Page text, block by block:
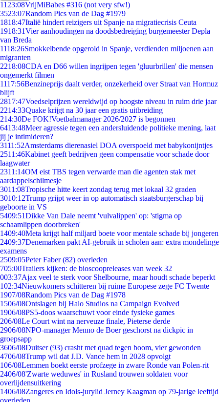
11 23:08VrijMiBabes #316 (not very sfw!)
3523:07Random Pics van de Dag #1979
1818:47Italië hindert reizigers uit Spanje na migratiecrisis Ceuta
1918:31Vier aanhoudingen na doodsbedreiging burgemeester Depla
van Breda
1118:26Smokkelbende opgerold in Spanje, verdienden miljoenen aan
migranten
2218:08CDA en D66 willen ingrijpen tegen 'gluurbrillen' die mensen
ongemerkt filmen
1117:56Benzineprijs daalt verder, onzekerheid over Straat van Hormuz
blijft
2817:47Voedselprijzen wereldwijd op hoogste niveau in ruim drie jaar
2214:33Quake krijgt na 30 jaar een gratis uitbreiding
214:30De FOK!Voetbalmanager 2026/2027 is begonnen
6413:48Meer agressie tegen een andersluidende politieke mening, laat
jij je intimideren?
3111:52Amsterdams dierenasiel DOA overspoeld met babykonijntjes
2511:46Kabinet geeft bedrijven geen compensatie voor schade door
laagwater
2311:14OM eist TBS tegen verwarde man die agenten stak met
aardappelschilmesje
3011:08Tropische hitte keert zondag terug met lokaal 32 graden
3010:12Trump grijpt weer in op automatisch staatsburgerschap bij
geboorte in VS
5409:51Dikke Van Dale neemt 'vulvalippen' op: 'stigma op
schaamlippen doorbreken'
1409:40Meta krijgt half miljard boete voor mentale schade bij jongeren
2409:37Denemarken pakt AI-gebruik in scholen aan: extra mondelinge
examens
2509:05Peter Faber (82) overleden
705:00Trailers kijken: de bioscoopreleases van week 32
003:37Ajax veel te sterk voor Shelbourne, maar houdt schade beperkt
102:34Nieuwkomers schitteren bij ruime Europese zege FC Twente
1907/08Random Pics van de Dag #1978
1506/08Ontslagen bij Halo Studios na Campaign Evolved
1906/08PS5-doos waarschuwt voor einde fysieke games
206/08Le Court wint na nerveuze finale, Pieterse derde
2906/08NPO-manager Menno de Boer geschorst na dickpic in
groepsapp
3606/08Duitser (93) crasht met quad tegen boom, vier gewonden
4706/08Trump wil dat J.D. Vance hem in 2028 opvolgt
106/08Lemmen boekt eerste profzege in zware Ronde van Polen-rit
2406/08'Zwarte weduwes' in Rusland trouwen soldaten voor
overlijdensuitkering
1406/08Zangeres en Idols-jurylid Jerney Kaagman op 79-jarige leeftijd
overleden